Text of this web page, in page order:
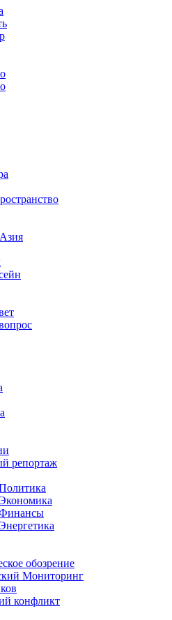
репортаж
обозрение
Мониторинг
конфликт